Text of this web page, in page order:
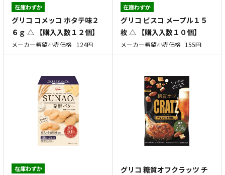
在庫わずか
グリコ コメッコ ホタテ味２
６ｇ △ 【購入入数１２個】
メーカー希望小売価格 124円
在庫わずか
グリコ ビスコ メープル１５
枚 △ 【購入入数１０個】
メーカー希望小売価格 155円
在庫わずか
グリコ 糖質オフクラッツ チ